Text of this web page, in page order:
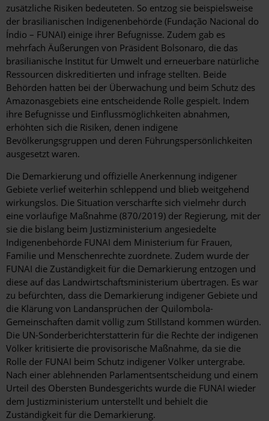
zusätzliche Risiken bedeuteten. So entzog sie beispielsweise
der brasilianischen Indigenenbehörde (Fundação Nacional do
Índio – FUNAI) einige ihrer Befugnisse. Zudem gab es
mehrfach Äußerungen von Präsident Bolsonaro, die das
brasilianische Institut für Umwelt und erneuerbare natürliche
Ressourcen diskreditierten und infrage stellten. Beide
Behörden hatten bei der Überwachung und beim Schutz des
Amazonasgebiets eine entscheidende Rolle gespielt. Indem
ihre Befugnisse und Einflussmöglichkeiten abnahmen,
erhöhten sich die Risiken, denen indigene
Bevölkerungsgruppen und deren Führungspersönlichkeiten
ausgesetzt waren.
Die Demarkierung und offizielle Anerkennung indigener
Gebiete verlief weiterhin schleppend und blieb weitgehend
wirkungslos. Die Situation verschärfte sich vielmehr durch
eine vorläufige Maßnahme (870/2019) der Regierung, mit der
sie die bislang beim Justizministerium angesiedelte
Indigenenbehörde FUNAI dem Ministerium für Frauen,
Familie und Menschenrechte zuordnete. Zudem wurde der
FUNAI die Zuständigkeit für die Demarkierung entzogen und
diese auf das Landwirtschaftsministerium übertragen. Es war
zu befürchten, dass die Demarkierung indigener Gebiete und
die Klärung von Landansprüchen der Quilombola-
Gemeinschaften damit völlig zum Stillstand kommen würden.
Die UN-Sonderberichterstatterin für die Rechte der indigenen
Völker kritisierte die provisorische Maßnahme, da sie die
Rolle der FUNAI beim Schutz indigener Völker untergrabe.
Nach einer ablehnenden Parlamentsentscheidung und einem
Urteil des Obersten Bundesgerichts wurde die FUNAI wieder
dem Justizministerium unterstellt und behielt die
Zuständigkeit für die Demarkierung.